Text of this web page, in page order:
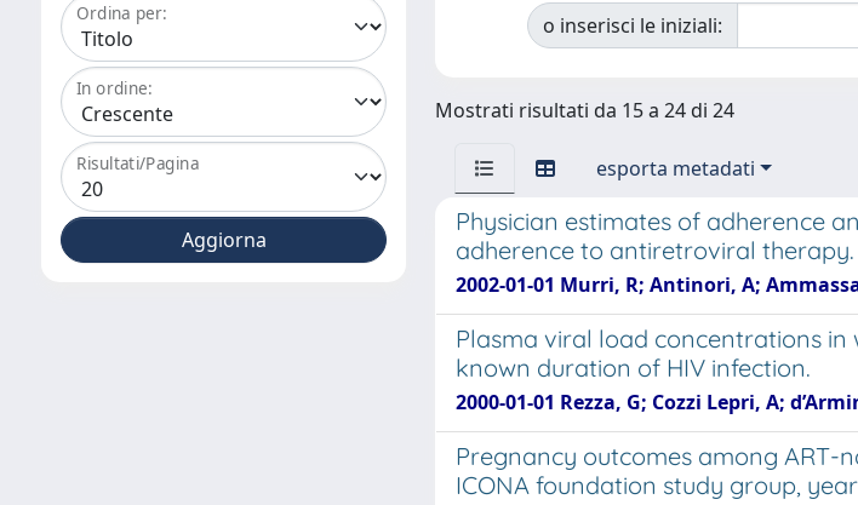
Ordina per:
In ordine:
Risultati/Pagina
o inserisci le iniziali:
Mostrati risultati da 15 a 24 di 24
esporta metadati
Physician estimates of adherence
adherence to antiretroviral therapy.
2002-01-01 Murri, R; Antinori, A;
Plasma viral load concentrations
known duration of HIV infection.
2000-01-01 Rezza, G; Cozzi Lepri, A;
Pregnancy outcomes among ART-
ICONA foundation study group,